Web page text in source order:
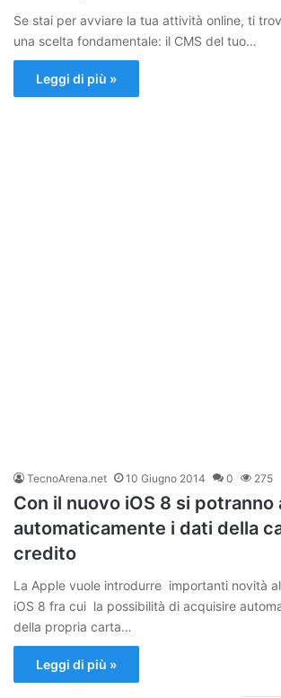
Se stai per avviare la tua attività online, ti
una scelta fondamentale: il CMS del tuo…
Leggi di più »
TecnoArena.net 10 Giugno 2014 0 275
Con il nuovo iOS 8 si potranno
automaticamente i dati della
credito
La Apple vuole introdurre importanti novità
iOS 8 fra cui la possibilità di acquisire
della propria carta…
Leggi di più »